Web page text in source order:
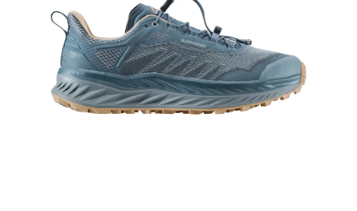
hviezdičiek.